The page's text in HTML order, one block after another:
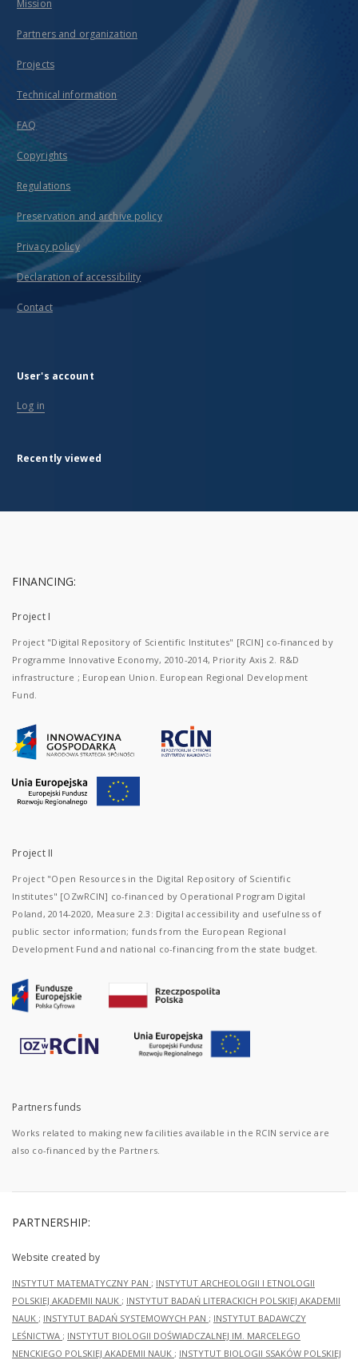
Mission
Partners and organization
Projects
Technical information
FAQ
Copyrights
Regulations
Preservation and archive policy
Privacy policy
Declaration of accessibility
Contact
User's account
Log in
Recently viewed
FINANCING:
Project I
Project "Digital Repository of Scientific Institutes" [RCIN] co-financed by
Programme Innovative Economy, 2010-2014, Priority Axis 2. R&D
infrastructure ; European Union. European Regional Development
Fund.
Project II
Project "Open Resources in the Digital Repository of Scientific
Institutes" [OZwRCIN] co-financed by Operational Program Digital
Poland, 2014-2020, Measure 2.3: Digital accessibility and usefulness of
public sector information; funds from the European Regional
Development Fund and national co-financing from the state budget.
Partners funds
Works related to making new facilities available in the RCIN service are
also co-financed by the Partners.
PARTNERSHIP:
Website created by
INSTYTUT MATEMATYCZNY PAN ; INSTYTUT ARCHEOLOGII I ETNOLOGII
POLSKIEJ AKADEMII NAUK ; INSTYTUT BADAŃ LITERACKICH POLSKIEJ AKADEMII
NAUK ; INSTYTUT BADAŃ SYSTEMOWYCH PAN ; INSTYTUT BADAWCZY
LEŚNICTWA ; INSTYTUT BIOLOGII DOŚWIADCZALNEJ IM. MARCELEGO
NENCKIEGO POLSKIEJ AKADEMII NAUK ; INSTYTUT BIOLOGII SSAKÓW POLSKIEJ